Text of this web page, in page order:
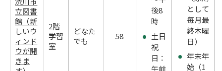
立図書
館（新
しいウ
ィンド
ウが開
きま
2階
学習
室
どなた
でも
58
後8
時
土日
祝
日：
午前
として
毎月最
終木曜
日）
年末年
始（1